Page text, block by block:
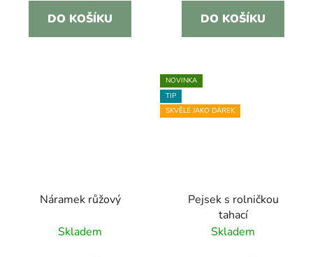
DO KOŠÍKU DO KOŠÍKU
Náramek růžový
Skladem
NOVINKA
TIP
SKVĚLÉ JAKO DÁREK
Pejsek s rolničkou
tahací
Skladem